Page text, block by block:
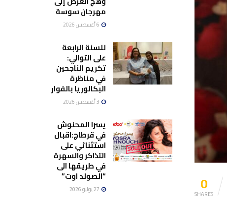
0
SHARES
مهرجان سوسة
للسنة الرابعة
على التوالي:
تكريم الناجحين
في مناظرة
البكالوريا بالفوار
يسرا المحنوش
في قرطاج:اقبال
استثنائي على
التذاكر والسهرة
في طريقها الى
“الصولد اوت”